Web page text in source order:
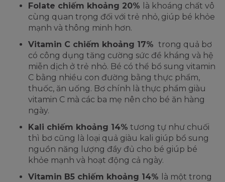
Folate chiếm khoảng 20%
là khoáng chất vô
cùng quan trọng đối với trẻ nhỏ, giúp bé khỏe
mạnh và thông minh hơn.
Vitamin C chiếm khoảng 17% trong quả bơ
có công dụng tăng cường sức đề kháng và hệ
miễn dịch ở trẻ nhỏ. Bé có thể bổ sung vitamin
C bằng nhiều con đường bằng thực phẩm,
thuốc, ăn uống. Bơ chính là thực phẩm giàu
vitamin C mà các ba mẹ nên cho bé ăn hàng
ngày.
Kali chiếm khoảng 14% tương tự như chuối
thì bơ cũng là loại quả giàu kali giúp bổ sung
nguồn năng lượng đầy đủ cho bé giúp bé
khỏe mạnh và hoạt động cả ngày.
Vitamin B5 chiếm khoảng 14%
là một trong